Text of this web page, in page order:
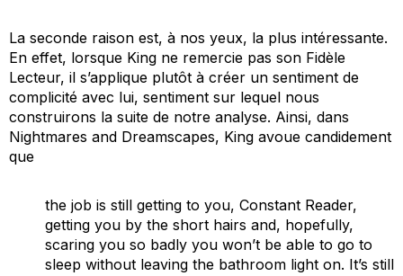
La seconde raison est, à nos yeux, la plus intéressante.
En effet, lorsque King ne remercie pas son Fidèle
Lecteur, il s’applique plutôt à créer un sentiment de
complicité avec lui, sentiment sur lequel nous
construirons la suite de notre analyse. Ainsi, dans
Nightmares and Dreamscapes, King avoue candidement
que
the job is still getting to you, Constant Reader,
getting you by the short hairs and, hopefully,
scaring you so badly you won’t be able to go to
sleep without leaving the bathroom light on. It’s still